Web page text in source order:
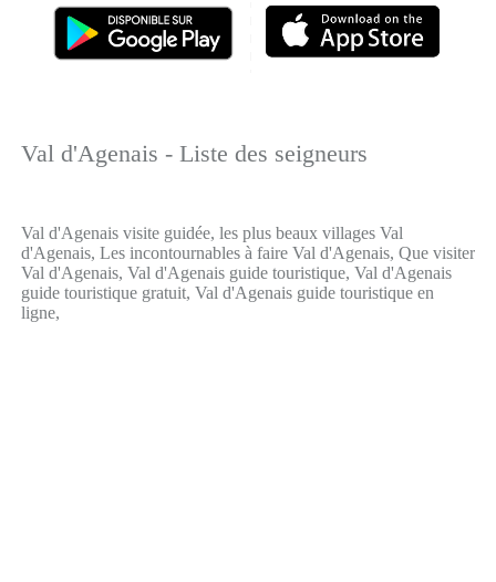
Val d'Agenais - Liste des seigneurs
Val d'Agenais visite guidée, les plus beaux villages Val
d'Agenais, Les incontournables à faire Val d'Agenais, Que visiter
Val d'Agenais, Val d'Agenais guide touristique, Val d'Agenais
guide touristique gratuit, Val d'Agenais guide touristique en
ligne,